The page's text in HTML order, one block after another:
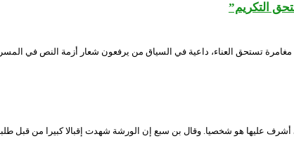
التكريم”
تستحق العناء، داعية في السياق من يرفعون شعار أزمة النص في المسرح
مهرجان المسرح المحترف في دورته 17، ومنها ورشة “مسرح الميم” التي أشرف عليها هو شخصيا. وقال بن سبع إن الورشة